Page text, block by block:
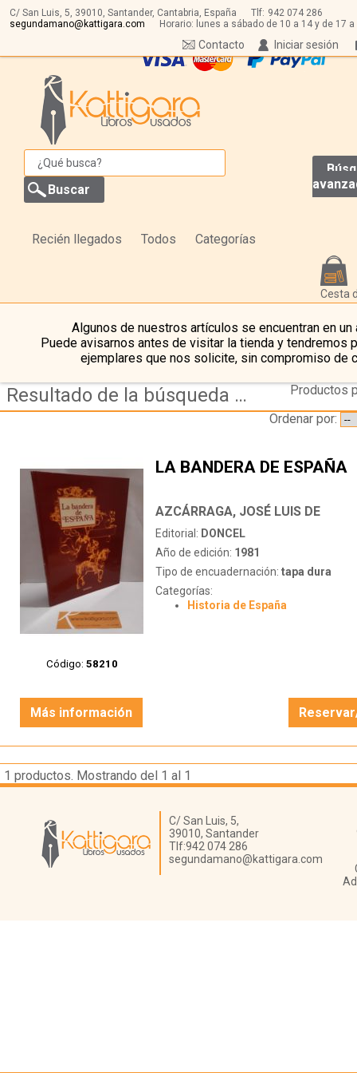
C/ San Luis, 5, 39010, Santander, Cantabria, España Tlf: 942 074 286
segundamano@kattigara.com
Horario: lunes a sábado de 10 a 14 y de 17 a
Iniciar sesión
Contacto
Recién llegados Todos Categorías
Cesta
Algunos de nuestros artículos se encuentran en un
Puede avisarnos antes de visitar la tienda y tendremos
ejemplares que nos solicite, sin compromiso de
Resultado de la búsqueda de autor azcarraga,-jose-luis-de
Productos
Ordenar por:
Código: 58210
LA BANDERA DE ESPAÑA
AZCÁRRAGA, JOSÉ LUIS DE
Editorial: DONCEL
Año de edición: 1981
Tipo de encuadernación: tapa dura
Categorías:
Historia de España
Más información
1 productos. Mostrando del 1 al 1
Librería Kattigara
C/ San Luis, 5,
39010, Santander
Tlf:942 074 286
segundamano@kattigara.com